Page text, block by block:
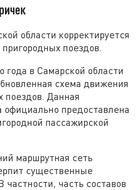
области корректируется
поездов.
года в Самарской области
схема движения
поездов. Данная
предоставлена
пассажирской
маршрутная сеть
существенные
частности, часть составов